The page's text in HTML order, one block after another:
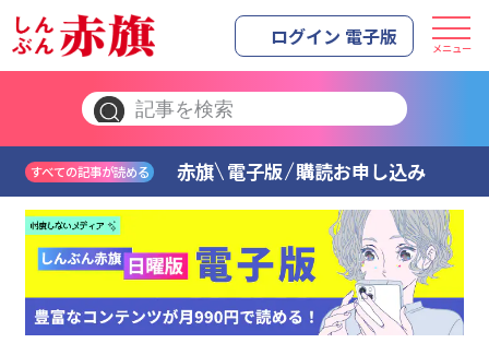
ログイン 電子版 メニュー
すべての記事が読める 赤旗 電子版 購読お申し込み